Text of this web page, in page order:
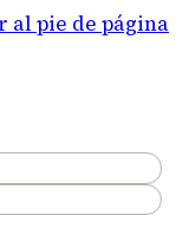
al pie de página